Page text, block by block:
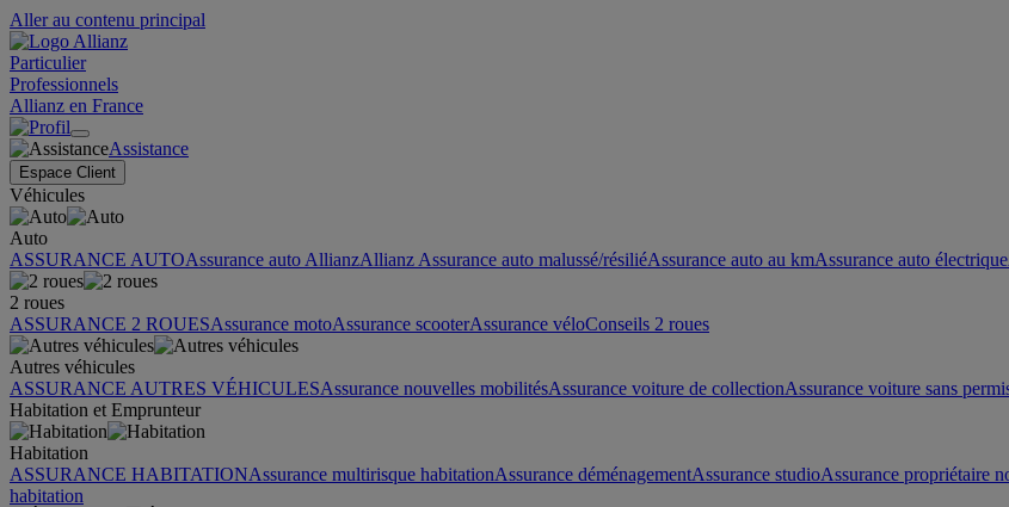
Aller au contenu principal
Particulier
Professionnels
Allianz en France
Assistance
Espace Client
Véhicules
Auto
ASSURANCE AUTOAssurance auto AllianzAllianz Assurance auto malussé/résiliéAssurance auto au kmAssurance auto électrique
2 roues
ASSURANCE 2 ROUESAssurance motoAssurance scooterAssurance véloConseils 2 roues
Autres véhicules
ASSURANCE AUTRES VÉHICULESAssurance nouvelles mobilitésAssurance voiture de collectionAssurance voiture sans
Habitation et Emprunteur
Habitation
ASSURANCE HABITATIONAssurance multirisque habitationAssurance déménagementAssurance studioAssurance propriétaire
habitation